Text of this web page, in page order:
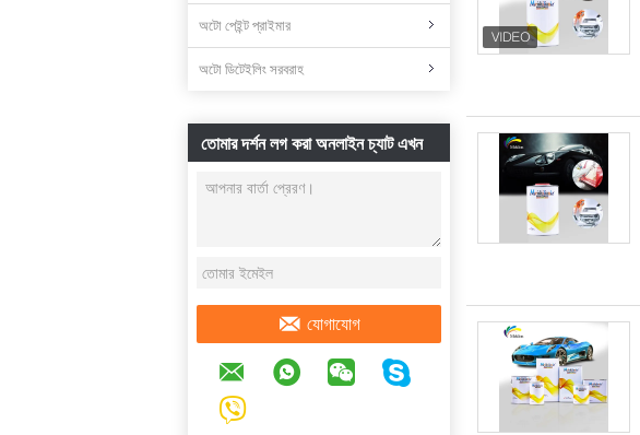
অটো পেইন্ট প্রাইমার
অটো ডিটেইলিং সরবরাহ
তোমার দর্শন লগ করা অনলাইন চ্যাট এখন
যোগাযোগ